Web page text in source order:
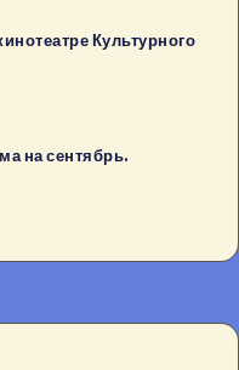
Культурного
на сентябрь.